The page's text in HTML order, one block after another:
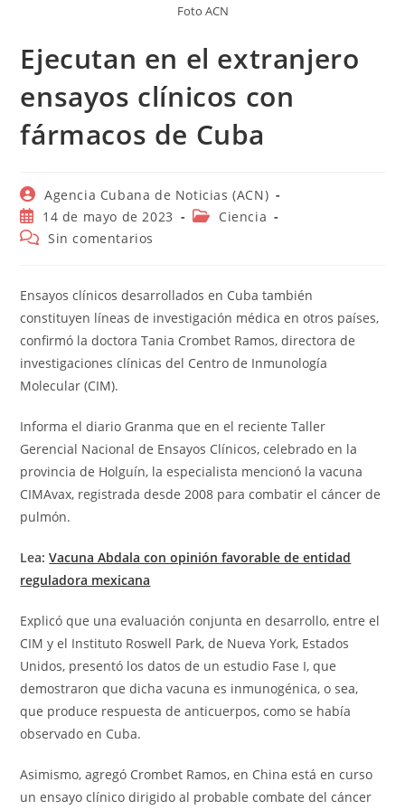
Foto ACN
Ejecutan en el extranjero
ensayos clínicos con
fármacos de Cuba
Autor
de
la
entrada:
Agencia Cubana de Noticias (ACN)
Publicación
de
la
14 de mayo de 2023
Categoría
Ciencia
Comentarios
entrada:
Sin comentarios
Ensayos clínicos desarrollados en Cuba también
constituyen líneas de investigación médica en otros países,
confirmó la doctora Tania Crombet Ramos, directora de
investigaciones clínicas del Centro de Inmunología
Molecular (CIM).
Informa el diario Granma que en el reciente Taller
Gerencial Nacional de Ensayos Clínicos, celebrado en la
provincia de Holguín, la especialista mencionó la vacuna
CIMAvax, registrada desde 2008 para combatir el cáncer de
pulmón.
Lea:Vacuna Abdala con opinión favorable de entidad
reguladora mexicana
Explicó que una evaluación conjunta en desarrollo, entre el
CIM y el Instituto Roswell Park, de Nueva York, Estados
Unidos, presentó los datos de un estudio Fase I, que
demostraron que dicha vacuna es inmunogénica, o sea,
que produce respuesta de anticuerpos, como se había
observado en Cuba.
Asimismo, agregó Crombet Ramos, en China está en curso
un ensayo clínico dirigido al probable combate del cáncer